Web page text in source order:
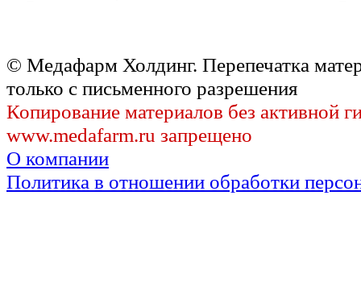
© Медафарм Холдинг. Перепечатка
только с письменного разрешения
Копирование материалов без активной
www.medafarm.ru запрещено
О компании
Политика в отношении обработки